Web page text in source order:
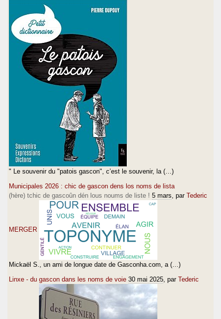
" Le souvenir du "patois gascon", c’est le souvenir, la (…)
Municipales 2026 : chic de gascon dens los noms de lista
(hère) tchic de gascoûn dén lous noums de liste ! 5 mars , par Tederic
MERGER
Mickaël S., un ami de longue date de Gasconha.com, a (…)
Linxe - du gascon dans les noms de voie 30 mai 2025 , par Tederic